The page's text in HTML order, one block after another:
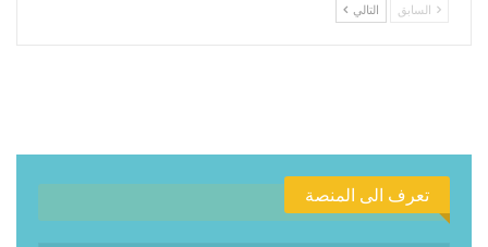
السابق التالي
تعرف الى المنصة